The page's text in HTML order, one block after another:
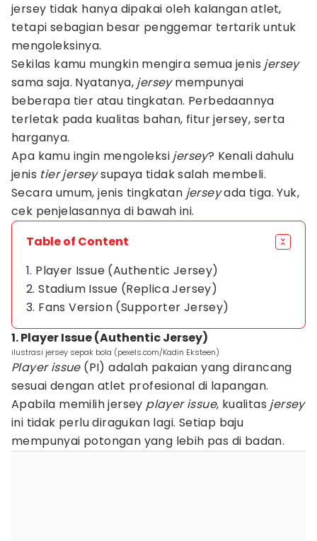
jersey tidak hanya dipakai oleh kalangan atlet,
tetapi sebagian besar penggemar tertarik untuk
mengoleksinya.
Sekilas kamu mungkin mengira semua jenis jersey
sama saja. Nyatanya, jerseymempunyai
beberapa tier atau tingkatan. Perbedaannya
terletak pada kualitas bahan, fitur jersey, serta
harganya.
Apa kamu ingin mengoleksi jersey? Kenali dahulu
jenis tier jerseysupaya tidak salah membeli.
Secara umum, jenis tingkatan jerseyada tiga. Yuk,
cek penjelasannya di bawah ini.
Table of Content
1. Player Issue (Authentic Jersey)
2. Stadium Issue (Replica Jersey)
3. Fans Version (Supporter Jersey)
1. Player Issue (Authentic Jersey)
ilustrasi jersey sepak bola (pexels.com/Kadin Eksteen)
Player issue(PI) adalah pakaian yang dirancang
sesuai dengan atlet profesional di lapangan.
Apabila memilih jersey player issue, kualitas jersey
ini tidak perlu diragukan lagi. Setiap baju
mempunyai potongan yang lebih pas di badan.